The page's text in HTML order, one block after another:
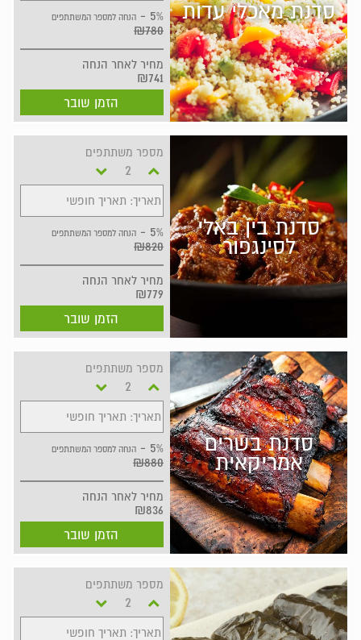
סדנת מאכלי עדות 5% - הנחה למספר המשתתפים
₪780
מחיר לאחר הנחה
₪741
הזמן שובר
סדנת בין באלי
לסינגפור
מספר משתתפים
תאריך: תאריך חופשי
5% - הנחה למספר המשתתפים
₪820
מחיר לאחר הנחה
₪779
הזמן שובר
סדנת בשרים
אמריקאית
מספר משתתפים
תאריך: תאריך חופשי
5% - הנחה למספר המשתתפים
₪880
מחיר לאחר הנחה
₪836
הזמן שובר
מספר משתתפים
תאריך: תאריך חופשי